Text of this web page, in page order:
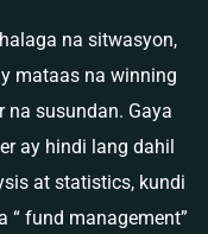
na sitwasyon,
mataas na winning
na susundan. Gaya
ay hindi lang dahil
at statistics, kundi
“ fund management”